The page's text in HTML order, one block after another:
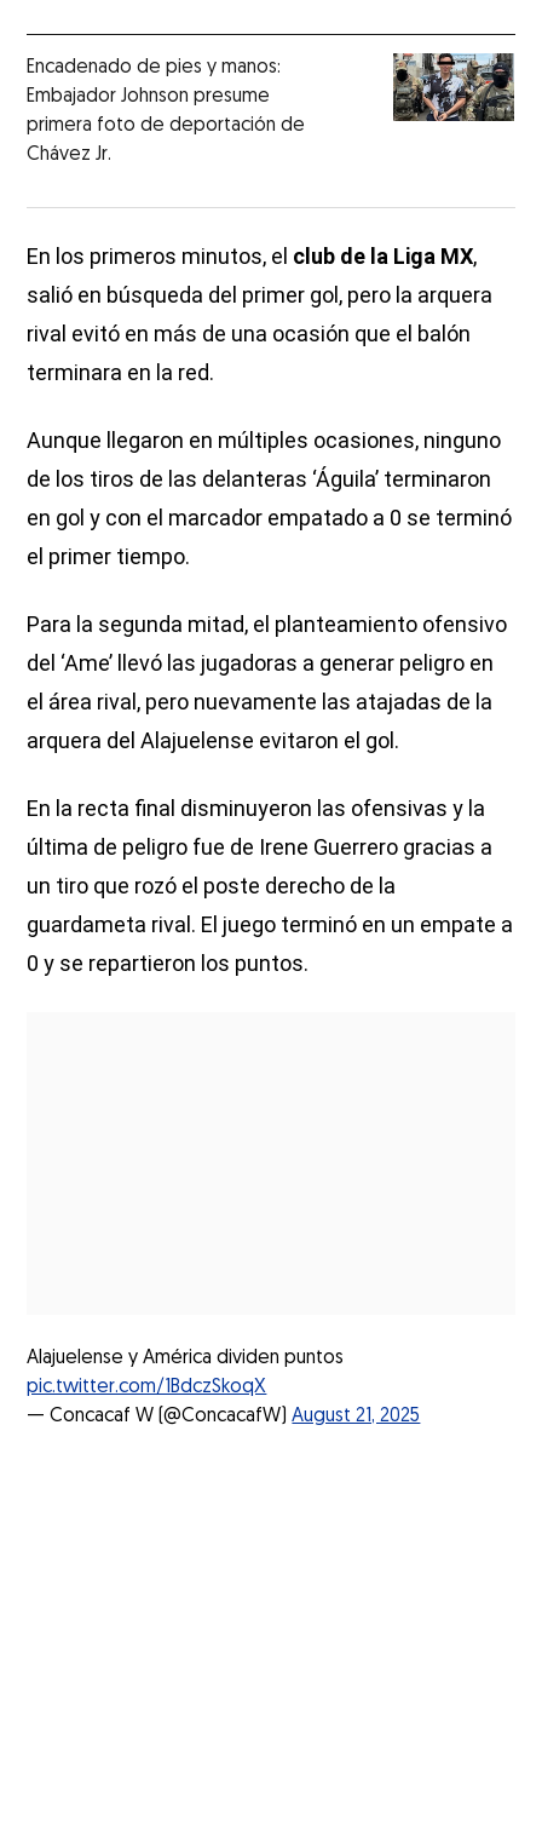
Encadenado de pies y manos:
Embajador Johnson presume
primera foto de deportación de
Chávez Jr.
En los primeros minutos, el club de la Liga MX,
salió en búsqueda del primer gol, pero la arquera
rival evitó en más de una ocasión que el balón
terminara en la red.
Aunque llegaron en múltiples ocasiones, ninguno
de los tiros de las delanteras ‘Águila’ terminaron
en gol y con el marcador empatado a 0 se terminó
el primer tiempo.
Para la segunda mitad, el planteamiento ofensivo
del ‘Ame’ llevó las jugadoras a generar peligro en
el área rival, pero nuevamente las atajadas de la
arquera del Alajuelense evitaron el gol.
En la recta final disminuyeron las ofensivas y la
última de peligro fue de Irene Guerrero gracias a
un tiro que rozó el poste derecho de la
guardameta rival. El juego terminó en un empate a
0 y se repartieron los puntos.
Alajuelense y América dividen puntos
pic.twitter.com/1BdczSkoqX
— Concacaf W (@ConcacafW)August 21, 2025